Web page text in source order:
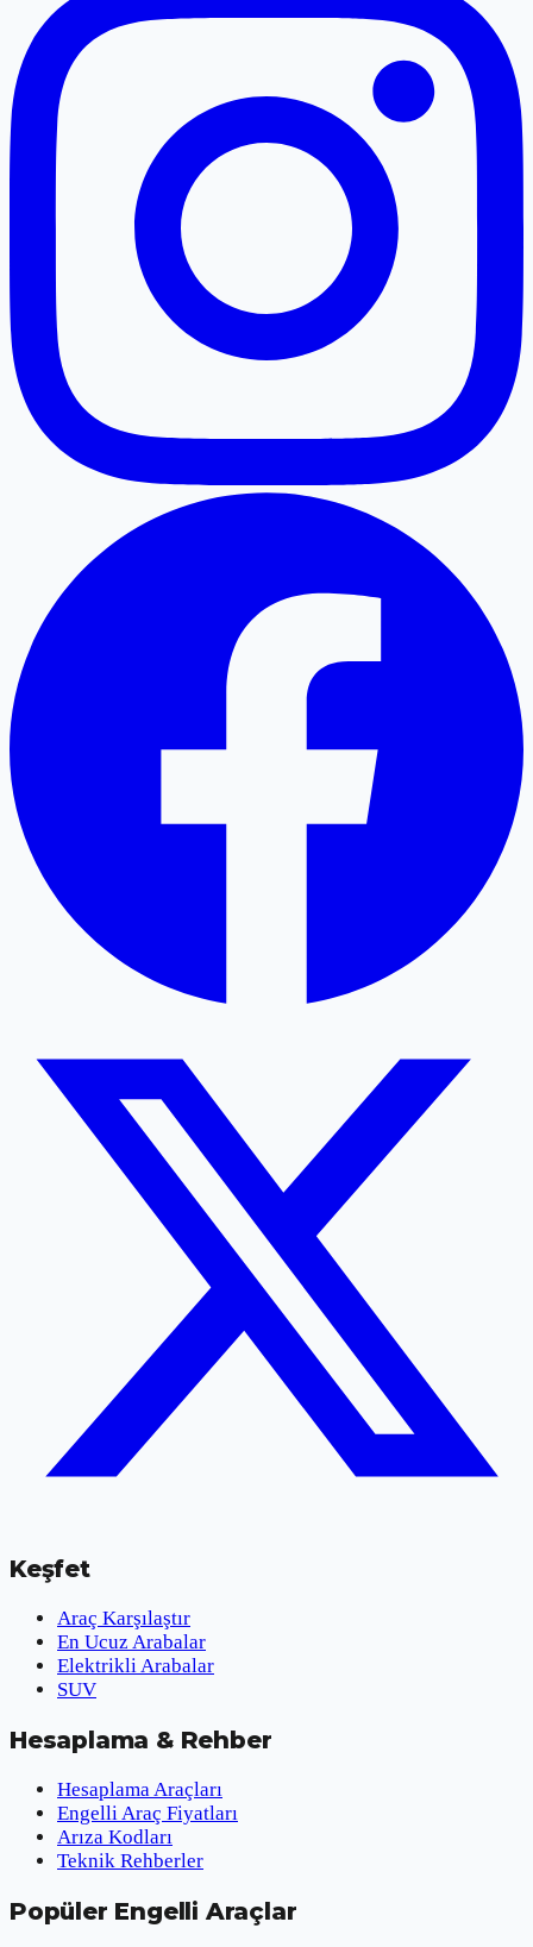
Keşfet
Araç Karşılaştır
En Ucuz Arabalar
Elektrikli Arabalar
SUV
Hesaplama & Rehber
Hesaplama Araçları
Engelli Araç Fiyatları
Arıza Kodları
Teknik Rehberler
Popüler Engelli Araçlar